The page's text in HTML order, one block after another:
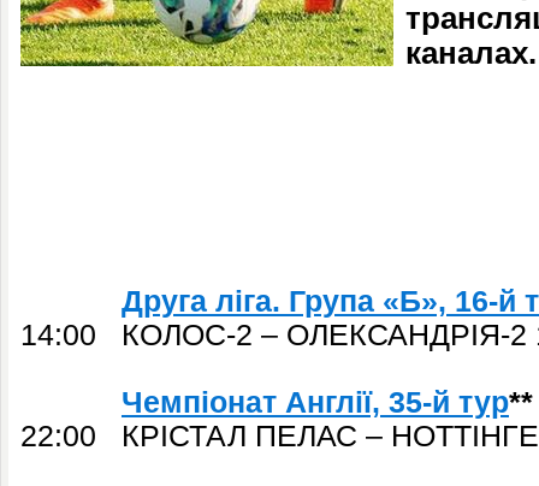
каналах.
Друга ліга. Група «Б», 16-й
14:00 КОЛОС-2 – ОЛЕКСАНДРІЯ-2
Чемпіонат Англії, 35-й тур**
22:00 КРІСТАЛ ПЕЛАС –